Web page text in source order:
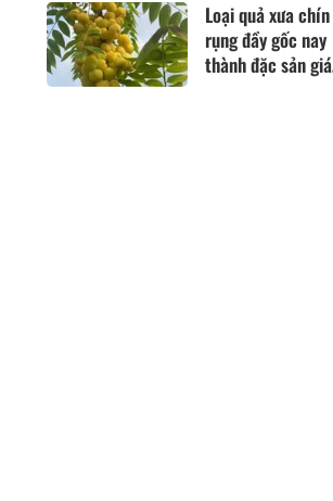
Loại quả xưa chín
rụng đầy gốc nay
thành đặc sản giá